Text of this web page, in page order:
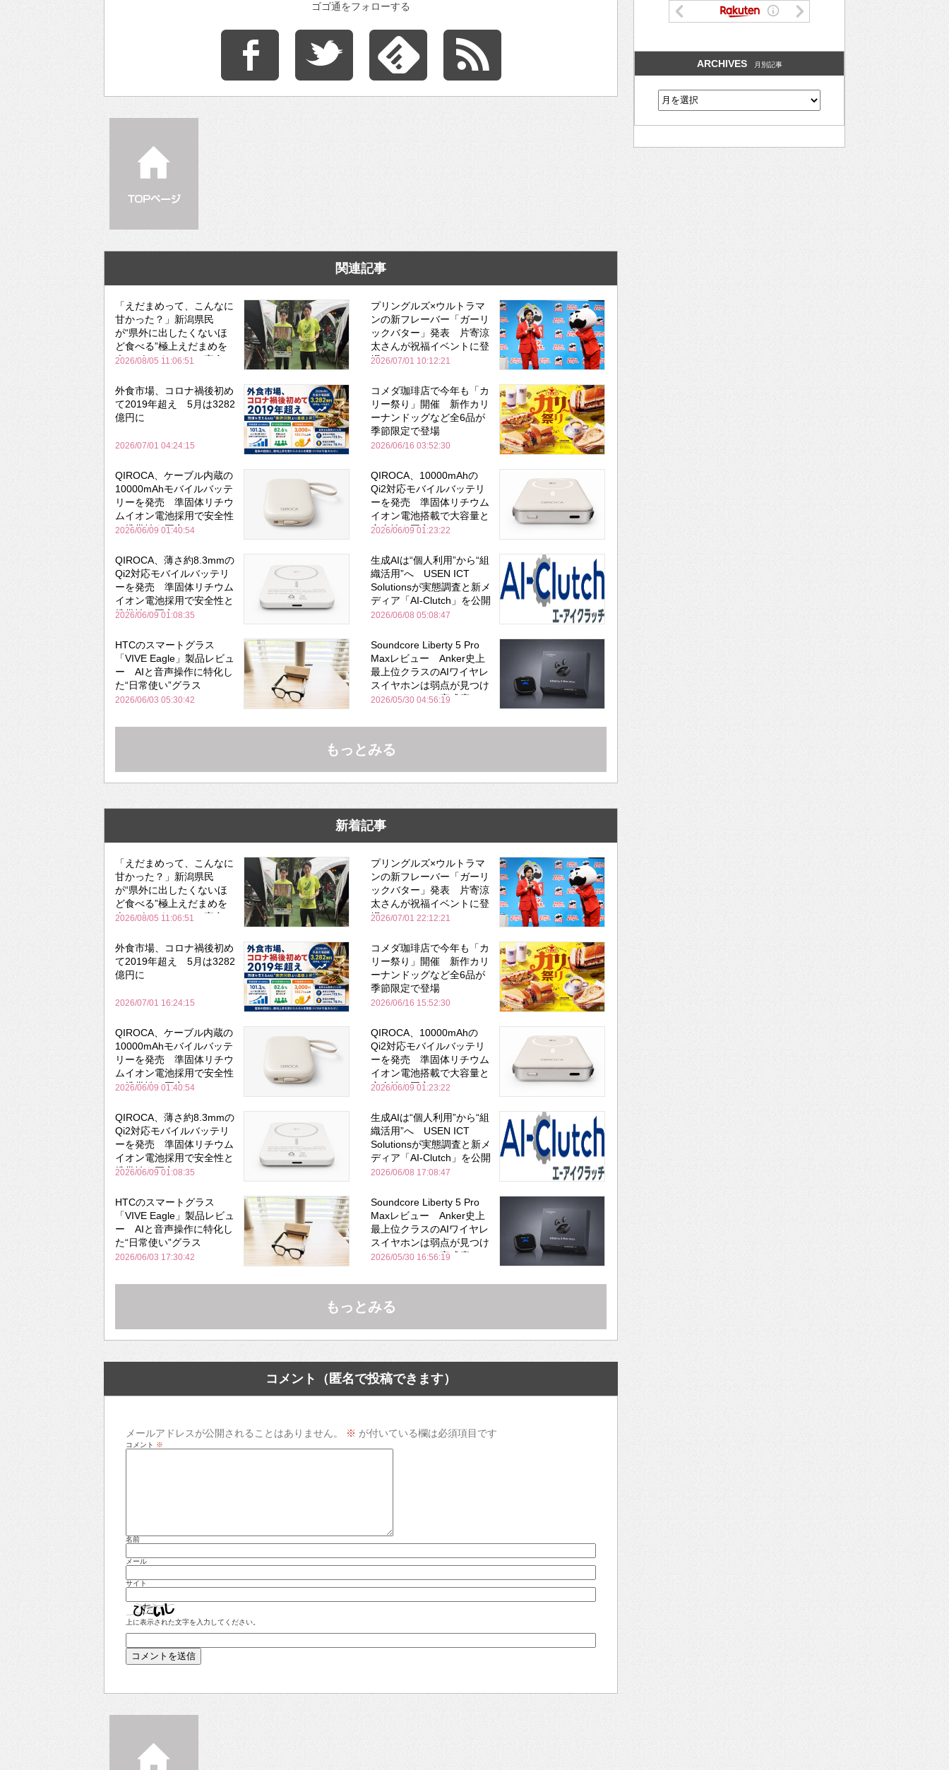
ゴゴ通をフォローする
関連記事
「えだまめって、こんなに
甘かった？」新潟県民
が“県外に出したくないほ
ど食べる”極上えだまめを
森のビアガーデンで実食
2026/08/05 11:06:51
プリングルズ×ウルトラマ
ンの新フレーバー「ガーリ
ックバター」発表 片寄涼
太さんが祝福イベントに登
場
2026/07/01 10:12:21
外食市場、コロナ禍後初め
て2019年超え 5月は3282
億円に
2026/07/01 04:24:15
コメダ珈琲店で今年も「カ
リー祭り」開催 新作カリ
ーナンドッグなど全6品が
季節限定で登場
2026/06/16 03:52:30
QIROCA、ケーブル内蔵の
10000mAhモバイルバッテ
リーを発売 準固体リチウ
ムイオン電池採用で安全性
と携帯性を両立
2026/06/09 01:40:54
QIROCA、10000mAhの
Qi2対応モバイルバッテリ
ーを発売 準固体リチウム
イオン電池搭載で大容量と
安全性を両立
2026/06/09 01:23:22
QIROCA、薄さ約8.3mmの
Qi2対応モバイルバッテリ
ーを発売 準固体リチウム
イオン電池採用で安全性と
携帯性を両立
2026/06/09 01:08:35
生成AIは“個人利用”から“組
織活用”へ USEN ICT
Solutionsが実態調査と新メ
ディア「AI-Clutch」を公開
2026/06/08 05:08:47
HTCのスマートグラス
「VIVE Eagle」製品レビュ
ー AIと音声操作に特化し
た“日常使い”グラス
2026/06/03 05:30:42
Soundcore Liberty 5 Pro
Maxレビュー Anker史上
最上位クラスのAIワイヤレ
スイヤホンは弱点が見つけ
づらいくらいの完成度にび
Bose並み
2026/05/30 04:56:19
もっとみる
新着記事
「えだまめって、こんなに
甘かった？」新潟県民
が“県外に出したくないほ
ど食べる”極上えだまめを
森のビアガーデンで実食
2026/08/05 11:06:51
プリングルズ×ウルトラマ
ンの新フレーバー「ガーリ
ックバター」発表 片寄涼
太さんが祝福イベントに登
場
2026/07/01 22:12:21
外食市場、コロナ禍後初め
て2019年超え 5月は3282
億円に
2026/07/01 16:24:15
コメダ珈琲店で今年も「カ
リー祭り」開催 新作カリ
ーナンドッグなど全6品が
季節限定で登場
2026/06/16 15:52:30
QIROCA、ケーブル内蔵の
10000mAhモバイルバッテ
リーを発売 準固体リチウ
ムイオン電池採用で安全性
と携帯性を両立
2026/06/09 01:40:54
QIROCA、10000mAhの
Qi2対応モバイルバッテリ
ーを発売 準固体リチウム
イオン電池搭載で大容量と
安全性を両立
2026/06/09 01:23:22
QIROCA、薄さ約8.3mmの
Qi2対応モバイルバッテリ
ーを発売 準固体リチウム
イオン電池採用で安全性と
携帯性を両立
2026/06/09 01:08:35
生成AIは“個人利用”から“組
織活用”へ USEN ICT
Solutionsが実態調査と新メ
ディア「AI-Clutch」を公開
2026/06/08 17:08:47
HTCのスマートグラス
「VIVE Eagle」製品レビュ
ー AIと音声操作に特化し
た“日常使い”グラス
2026/06/03 17:30:42
Soundcore Liberty 5 Pro
Maxレビュー Anker史上
最上位クラスのAIワイヤレ
スイヤホンは弱点が見つけ
づらいくらいの完成度にび
Bose並み
2026/05/30 16:56:19
もっとみる
コメント（匿名で投稿できます）
メールアドレスが公開されることはありません。 ※ が付いている欄は必須項目です
コメント ※
名前
メール
サイト
上に表示された文字を入力してください。
ARCHIVES 月別記事